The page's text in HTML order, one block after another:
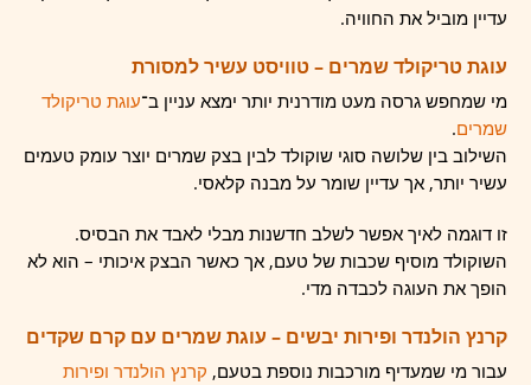
עדיין מוביל את החוויה.
עוגת טריקולד שמרים – טוויסט עשיר למסורת
מי שמחפש גרסה מעט מודרנית יותר ימצא עניין ב־עוגת טריקולד
שמרים.
השילוב בין שלושה סוגי שוקולד לבין בצק שמרים יוצר עומק טעמים
עשיר יותר, אך עדיין שומר על מבנה קלאסי.
זו דוגמה לאיך אפשר לשלב חדשנות מבלי לאבד את הבסיס.
השוקולד מוסיף שכבות של טעם, אך כאשר הבצק איכותי – הוא לא
הופך את העוגה לכבדה מדי.
קרנץ הולנדר ופירות יבשים – עוגת שמרים עם קרם שקדים
עבור מי שמעדיף מורכבות נוספת בטעם, קרנץ הולנדר ופירות